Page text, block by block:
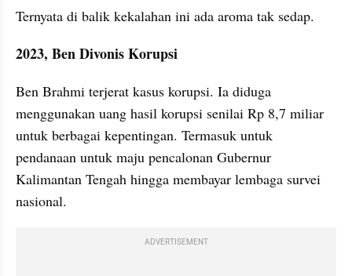
Ternyata di balik kekalahan ini ada aroma tak sedap.
2023, Ben Divonis Korupsi
Ben Brahmi terjerat kasus korupsi. Ia diduga
menggunakan uang hasil korupsi senilai Rp 8,7 miliar
untuk berbagai kepentingan. Termasuk untuk
pendanaan untuk maju pencalonan Gubernur
Kalimantan Tengah hingga membayar lembaga survei
nasional.
ADVERTISEMENT